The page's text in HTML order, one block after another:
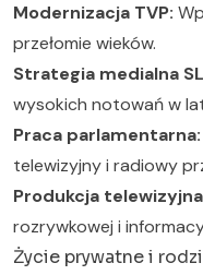
Modernizacja TVP:
przełomie wieków.
Strategia medialna
wysokich notowań w
Praca parlamentarna:
telewizyjny i radiowy
Produkcja
rozrywkowej i
Życie prywatne i